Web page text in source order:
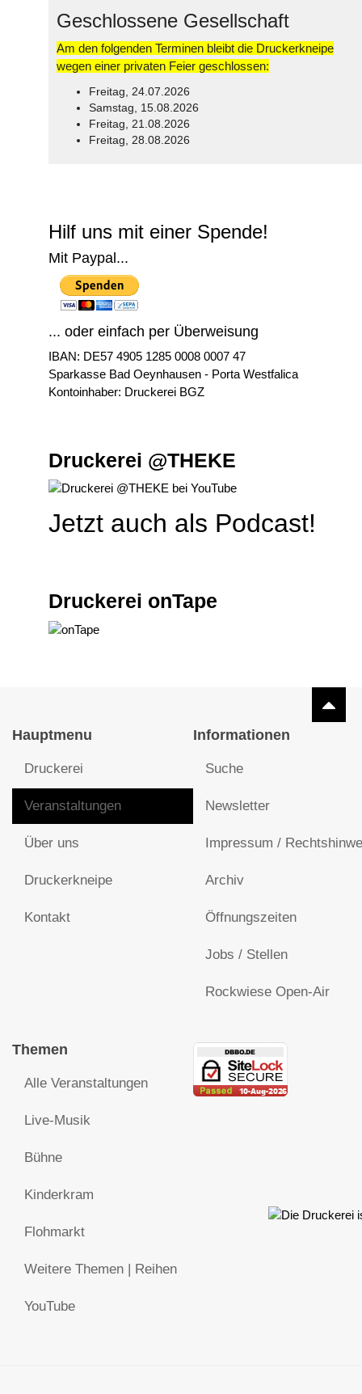
Geschlossene Gesellschaft
Am den folgenden Terminen bleibt die Druckerkneipe
wegen einer privaten Feier geschlossen:
Freitag, 24.07.2026
Samstag, 15.08.2026
Freitag, 21.08.2026
Freitag, 28.08.2026
Hilf uns mit einer Spende!
Mit Paypal...
... oder einfach per Überweisung
IBAN: DE57 4905 1285 0008 0007 47
Sparkasse Bad Oeynhausen - Porta Westfalica
Kontoinhaber: Druckerei BGZ
Druckerei @THEKE
Jetzt auch als Podcast!
Druckerei onTape
Hauptmenu
Druckerei
Veranstaltungen
Über uns
Druckerkneipe
Kontakt
Informationen
Suche
Newsletter
Impressum /
Archiv
Öffnungszeiten
Jobs / Stellen
Rockwiese Open-Air
Themen
Alle Veranstaltungen
Live-Musik
Bühne
Kinderkram
Flohmarkt
Weitere Themen | Reihen
YouTube